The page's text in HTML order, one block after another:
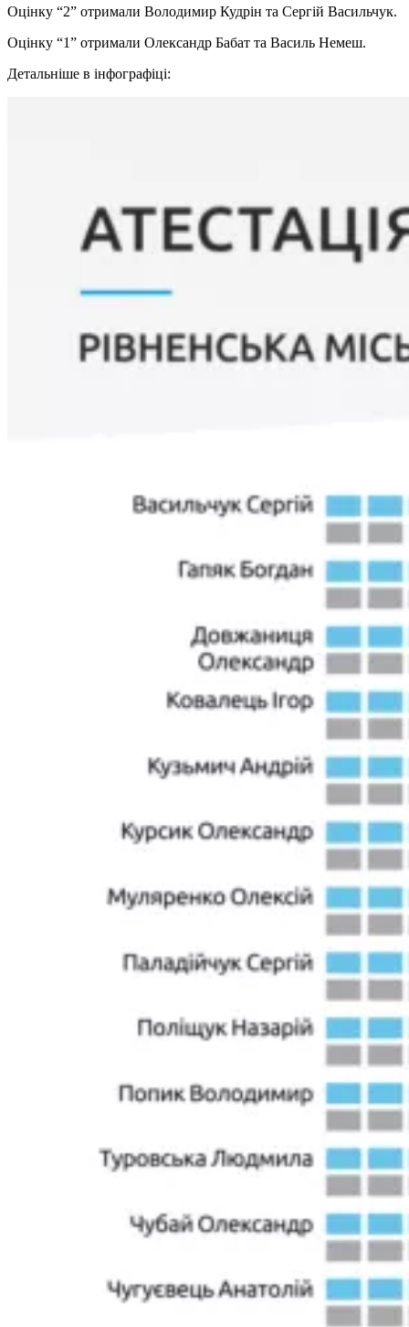
Оцінку “2” отримали Володимир Кудрін та Сергій Васильчук.
Оцінку “1” отримали Олександр Бабат та Василь Немеш.
Детальніше в інфографіці: